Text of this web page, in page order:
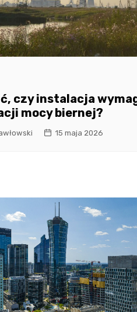
czy instalacja
mocy biernej?
15 maja 2026